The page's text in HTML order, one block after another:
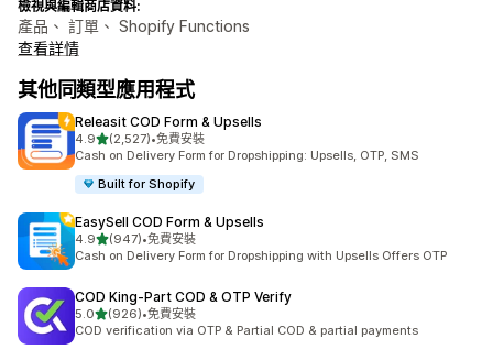
檢視與編輯商店資料:
產品、 訂單、 Shopify Functions
查看詳情
其他同類型應用程式
Releasit COD Form & Upsells
4.9滿分 5 顆星
(2,527)
共有 2527 則評價
•免費安裝
Cash on Delivery Form for Dropshipping: Upsells, OTP, SMS
Built for Shopify
EasySell COD Form & Upsells
4.9滿分 5 顆星
(947)
共有 947 則評價
•免費安裝
Cash on Delivery Form for Dropshipping with Upsells Offers OTP
COD King‑Part COD & OTP Verify
5.0滿分 5 顆星
(926)
共有 926 則評價
•免費安裝
COD verification via OTP & Partial COD & partial payments